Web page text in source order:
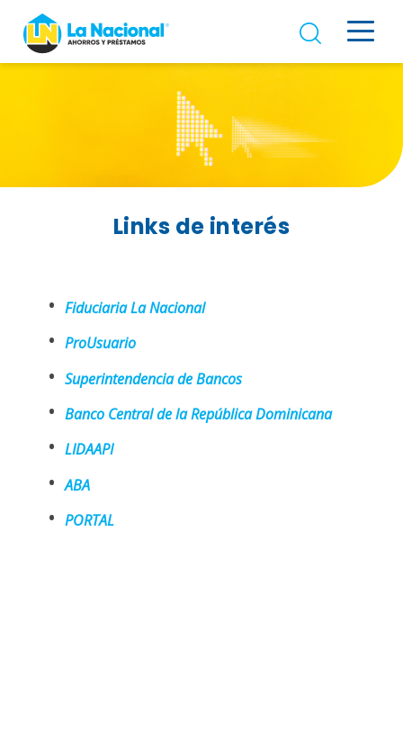
Links de interés
Fiduciaria La Nacional
ProUsuario
Superintendencia de Bancos
Banco Central de la República Dominicana
LIDAAPI
ABA
PORTAL